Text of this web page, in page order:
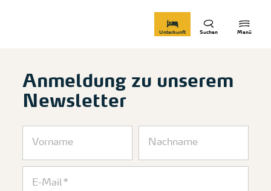
Menü
Suchen
Unterkunft
Anmeldung zu unserem
Newsletter